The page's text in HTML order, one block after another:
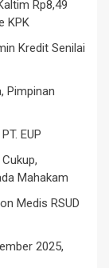
Rp8,49
KPK
Kredit Senilai
Pimpinan
EUP
Mahakam
Medis RSUD
2025,